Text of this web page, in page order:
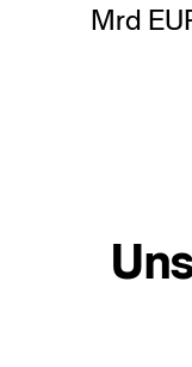
Mrd